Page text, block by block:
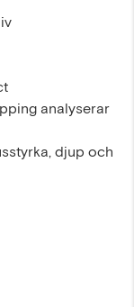
analyserar
djup och